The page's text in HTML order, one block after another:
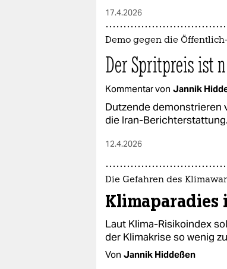
17.4.2026
Demo gegen die
Der Spritpreis ist
Kommentar von Jannik
Dutzende demonstrieren
die Iran-
12.4.2026
Die Gefahren des
Klimaparadies
Laut Klima-Risikoindex
der Klimakrise so wenig
Von Jannik Hiddeßen